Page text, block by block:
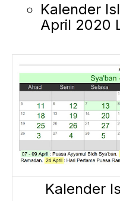
Kalender
April 2020
Kalender